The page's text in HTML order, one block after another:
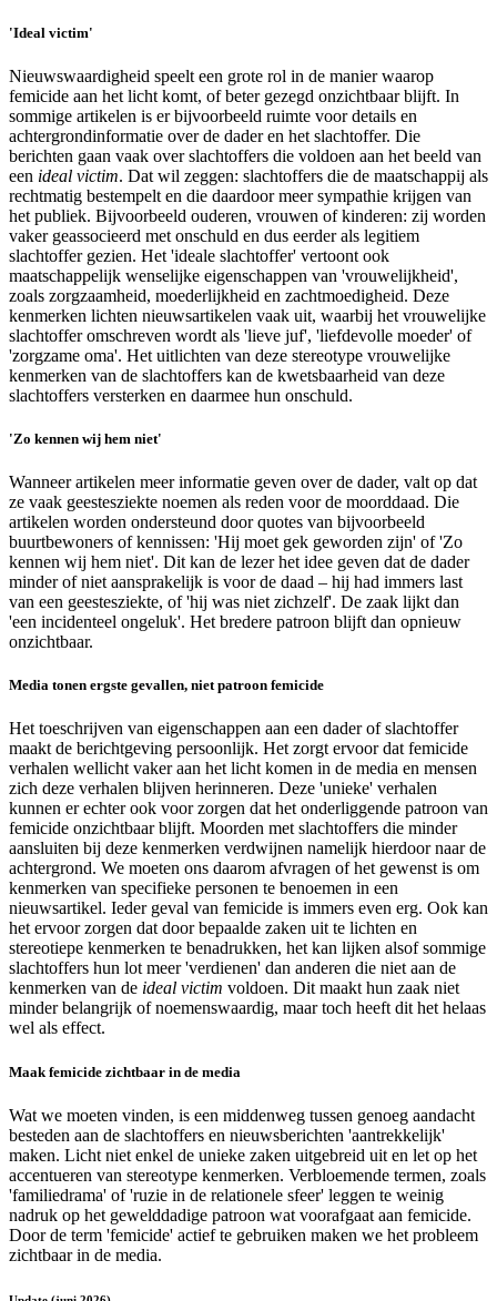
'Ideal victim'
Nieuwswaardigheid speelt een grote rol in de manier waarop
femicide aan het licht komt, of beter gezegd onzichtbaar blijft. In
sommige artikelen is er bijvoorbeeld ruimte voor details en
achtergrondinformatie over de dader en het slachtoffer. Die
berichten gaan vaak over slachtoffers die voldoen aan het beeld van
een ideal victim. Dat wil zeggen: slachtoffers die de maatschappij als
rechtmatig bestempelt en die daardoor meer sympathie krijgen van
het publiek. Bijvoorbeeld ouderen, vrouwen of kinderen: zij worden
vaker geassocieerd met onschuld en dus eerder als legitiem
slachtoffer gezien. Het 'ideale slachtoffer' vertoont ook
maatschappelijk wenselijke eigenschappen van 'vrouwelijkheid',
zoals zorgzaamheid, moederlijkheid en zachtmoedigheid. Deze
kenmerken lichten nieuwsartikelen vaak uit, waarbij het vrouwelijke
slachtoffer omschreven wordt als 'lieve juf', 'liefdevolle moeder' of
'zorgzame oma'. Het uitlichten van deze stereotype vrouwelijke
kenmerken van de slachtoffers kan de kwetsbaarheid van deze
slachtoffers versterken en daarmee hun onschuld.
'Zo kennen wij hem niet'
Wanneer artikelen meer informatie geven over de dader, valt op dat
ze vaak geestesziekte noemen als reden voor de moorddaad. Die
artikelen worden ondersteund door quotes van bijvoorbeeld
buurtbewoners of kennissen: 'Hij moet gek geworden zijn' of 'Zo
kennen wij hem niet'. Dit kan de lezer het idee geven dat de dader
minder of niet aansprakelijk is voor de daad – hij had immers last
van een geestesziekte, of 'hij was niet zichzelf'. De zaak lijkt dan
'een incidenteel ongeluk'. Het bredere patroon blijft dan opnieuw
onzichtbaar.
Media tonen ergste gevallen, niet patroon femicide
Het toeschrijven van eigenschappen aan een dader of slachtoffer
maakt de berichtgeving persoonlijk. Het zorgt ervoor dat femicide
verhalen wellicht vaker aan het licht komen in de media en mensen
zich deze verhalen blijven herinneren. Deze 'unieke' verhalen
kunnen er echter ook voor zorgen dat het onderliggende patroon van
femicide onzichtbaar blijft. Moorden met slachtoffers die minder
aansluiten bij deze kenmerken verdwijnen namelijk hierdoor naar de
achtergrond. We moeten ons daarom afvragen of het gewenst is om
kenmerken van specifieke personen te benoemen in een
nieuwsartikel. Ieder geval van femicide is immers even erg. Ook kan
het ervoor zorgen dat door bepaalde zaken uit te lichten en
stereotiepe kenmerken te benadrukken, het kan lijken alsof sommige
slachtoffers hun lot meer 'verdienen' dan anderen die niet aan de
kenmerken van de ideal victim voldoen. Dit maakt hun zaak niet
minder belangrijk of noemenswaardig, maar toch heeft dit het helaas
wel als effect.
Maak femicide zichtbaar in de media
Wat we moeten vinden, is een middenweg tussen genoeg aandacht
besteden aan de slachtoffers en nieuwsberichten 'aantrekkelijk'
maken. Licht niet enkel de unieke zaken uitgebreid uit en let op het
accentueren van stereotype kenmerken. Verbloemende termen, zoals
'familiedrama' of 'ruzie in de relationele sfeer' leggen te weinig
nadruk op het gewelddadige patroon wat voorafgaat aan femicide.
Door de term 'femicide' actief te gebruiken maken we het probleem
zichtbaar in de media.